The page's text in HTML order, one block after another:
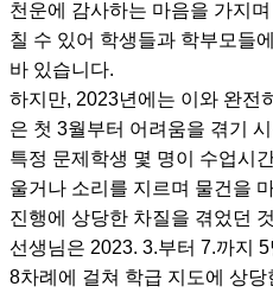
천운에 감사하는 마음을 가지
칠 수 있어 학생들과 학부모들
바 있습니다.
하지만, 2023년에는 이와 완전
은 첫 3월부터 어려움을 겪기
특정 문제학생 몇 명이 수업시
울거나 소리를 지르며 물건을
진행에 상당한 차질을 겪었던
선생님은 2023. 3.부터 7.까지
8차례에 걸쳐 학급 지도에 상